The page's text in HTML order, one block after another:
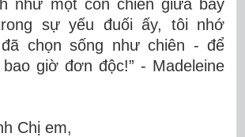
như một con chiên giữa bầy
sự yếu đuối ấy, tôi nhớ
chọn sống như chiên - để
giờ đơn độc!” - Madeleine
Chị em,